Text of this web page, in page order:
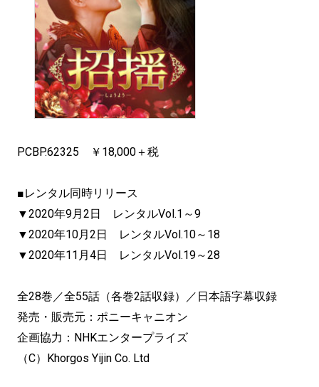
PCBP.62325 ￥18,000＋税
■レンタル同時リリース
▼2020年9月2日 レンタルVol.1～9
▼2020年10月2日 レンタルVol.10～18
▼2020年11月4日 レンタルVol.19～28
全28巻／全55話（各巻2話収録）／日本語字幕収録
発売・販売元：ポニーキャニオン
企画協力：NHKエンタープライズ
（C）Khorgos Yijin Co. Ltd